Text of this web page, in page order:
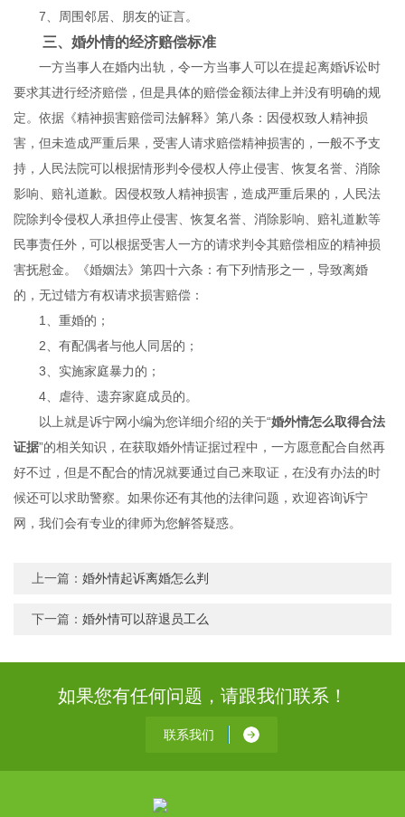
7、周围邻居、朋友的证言。
三、婚外情的经济赔偿标准
一方当事人在婚内出轨，令一方当事人可以在提起离婚诉讼时
要求其进行经济赔偿，但是具体的赔偿金额法律上并没有明确的规
定。依据《精神损害赔偿司法解释》第八条：因侵权致人精神损
害，但未造成严重后果，受害人请求赔偿精神损害的，一般不予支
持，人民法院可以根据情形判令侵权人停止侵害、恢复名誉、消除
影响、赔礼道歉。因侵权致人精神损害，造成严重后果的，人民法
院除判令侵权人承担停止侵害、恢复名誉、消除影响、赔礼道歉等
民事责任外，可以根据受害人一方的请求判令其赔偿相应的精神损
害抚慰金。《婚姻法》第四十六条：有下列情形之一，导致离婚
的，无过错方有权请求损害赔偿：
1、重婚的；
2、有配偶者与他人同居的；
3、实施家庭暴力的；
4、虐待、遗弃家庭成员的。
以上就是诉宁网小编为您详细介绍的关于“婚外情怎么取得合法
证据”的相关知识，在获取婚外情证据过程中，一方愿意配合自然再
好不过，但是不配合的情况就要通过自己来取证，在没有办法的时
候还可以求助警察。如果你还有其他的法律问题，欢迎咨询诉宁
网，我们会有专业的律师为您解答疑惑。
上一篇：婚外情起诉离婚怎么判
下一篇：婚外情可以辞退员工么
如果您有任何问题，请跟我们联系！
联系我们